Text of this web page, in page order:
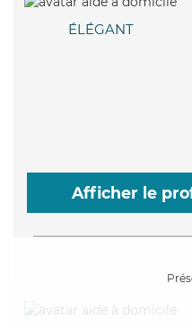
ÉLÉGANT
Afficher le